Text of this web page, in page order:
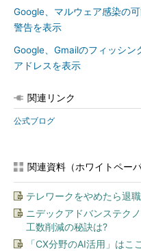
Google、マルウェア感染の
警告を表示
Google、Gmailのフィッシ
アドレスを表示
関連リンク
公式ブログ
関連資料（ホワイトペーパ
テレワークをやめたら退
ニデックアドバンステク
工数削減の秘訣は?
「CX分野のAI活用」は